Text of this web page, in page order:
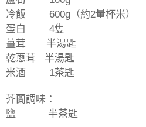
冷飯 600g （約2量杯米）
蛋白
4隻
薑茸
半湯匙
乾蔥茸
半湯匙
米酒 1茶匙
芥蘭調味：
鹽
半茶匙